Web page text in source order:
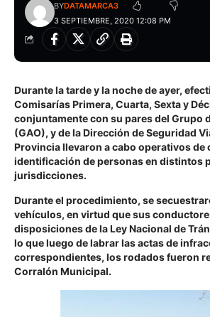
3 SEPTIEMBRE, 2020 12:08 PM
BYDATAMARCA3
Durante la tarde y la noche de ayer,
Comisarías Primera, Cuarta, Sexta y
conjuntamente con su pares del Grupo
(GAO), y de la Dirección de Seguridad
Provincia llevaron a cabo operativos de
identificación de personas en distintos
jurisdicciones.
Durante el procedimiento, se
vehículos, en virtud que sus
disposiciones de la Ley Nacional de
lo que luego de labrar las actas de
correspondientes, los rodados fueron
Corralón Municipal.